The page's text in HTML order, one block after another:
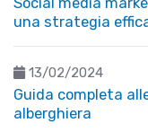
una strategia
13/02/2024
Guida completa
alberghiera